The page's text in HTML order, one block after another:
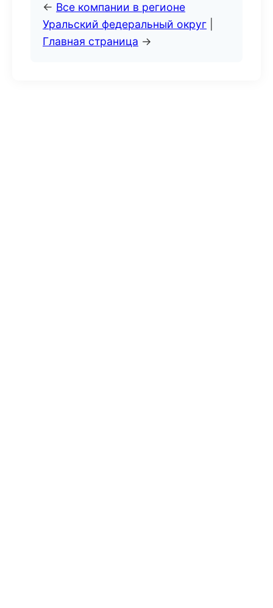
← Все компании в регионе
Уральский федеральный округ
Главная страница →